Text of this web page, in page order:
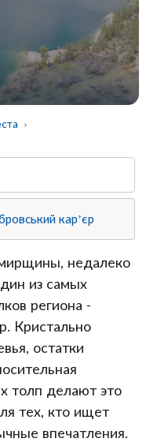
кар’єр
недалеко
из самых
региона -
Кристально
остатки
толп делают это
тех, кто ищет
впечатления.